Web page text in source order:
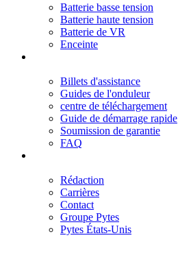
Batterie basse tension
Batterie haute tension
Batterie de VR
Enceinte
Billets d'assistance
Guides de l'onduleur
centre de téléchargement
Guide de démarrage rapide
Soumission de garantie
FAQ
Rédaction
Carrières
Contact
Groupe Pytes
Pytes États-Unis